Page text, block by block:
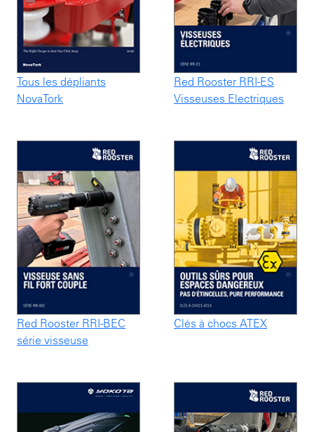
Tous les dépliants
NovaTork
Red Rooster RRI-ES
Visseuses Electriques
Red Rooster RRI-BEC
série visseuse
Clés à chocs ATEX